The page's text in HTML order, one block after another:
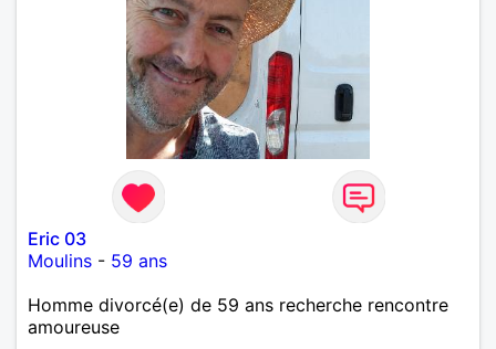
Eric 03
Moulins - 59 ans
Homme divorcé(e) de 59 ans recherche rencontre
amoureuse